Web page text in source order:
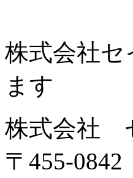
株式会社セ
ます
株式会社
〒455-0842